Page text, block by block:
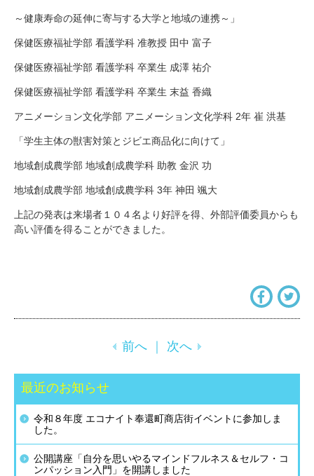
～健康寿命の延伸に寄与する大学と地域の連携～」
保健医療福祉学部 看護学科 准教授 田中 富子
保健医療福祉学部 看護学科 卒業生 成澤 祐介
保健医療福祉学部 看護学科 卒業生 末益 香織
アニメーション文化学部 アニメーション文化学科 2年 崔 洪基
「学生主体の獣害対策とジビエ商品化に向けて」
地域創成農学部 地域創成農学科 助教 金沢 功
地域創成農学部 地域創成農学科 3年 神田 颯大
上記の発表は来場者１０４名より好評を得、外部評価委員からも
高い評価を得ることができました。
前へ 次へ
最近のお知らせ
令和８年度 エコナイト奉還町商店街イベントに参加しま
した。
公開講座「自分を思いやるマインドフルネス＆セルフ・コ
ンパッション入門」を開講しました